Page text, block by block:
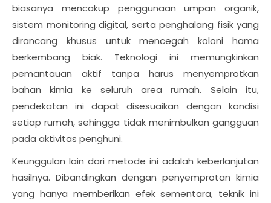
biasanya mencakup penggunaan umpan organik,
sistem monitoring digital, serta penghalang fisik yang
dirancang khusus untuk mencegah koloni hama
berkembang biak. Teknologi ini memungkinkan
pemantauan aktif tanpa harus menyemprotkan
bahan kimia ke seluruh area rumah. Selain itu,
pendekatan ini dapat disesuaikan dengan kondisi
setiap rumah, sehingga tidak menimbulkan gangguan
pada aktivitas penghuni.
Keunggulan lain dari metode ini adalah keberlanjutan
hasilnya. Dibandingkan dengan penyemprotan kimia
yang hanya memberikan efek sementara, teknik ini